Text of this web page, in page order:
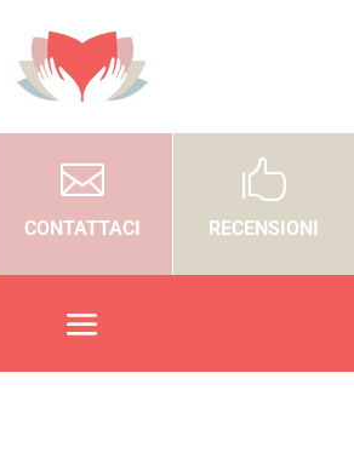

CONTATTACI

RECENSIONI